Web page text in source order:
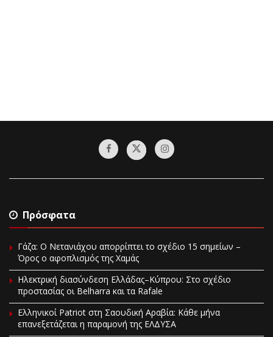
Πρόσφατα
Γάζα: Ο Νετανιάχου απορρίπτει το σχέδιο 15 σημείων –
Όρος ο αφοπλισμός της Χαμάς
Ηλεκτρική διασύνδεση Ελλάδας–Κύπρου: Στο σχέδιο
προστασίας οι Belharra και τα Rafale
Ελληνικοί Patriot στη Σαουδική Αραβία: Κάθε μήνα
επανεξετάζεται η παραμονή της ΕΛΔΥΣΑ